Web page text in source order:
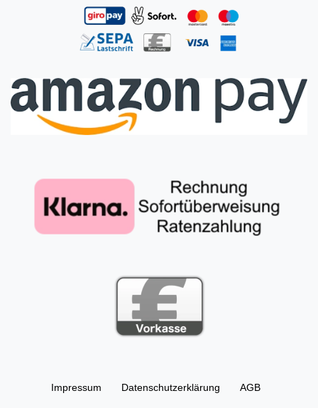
Impressum Daten­schutz­erklärung AGB